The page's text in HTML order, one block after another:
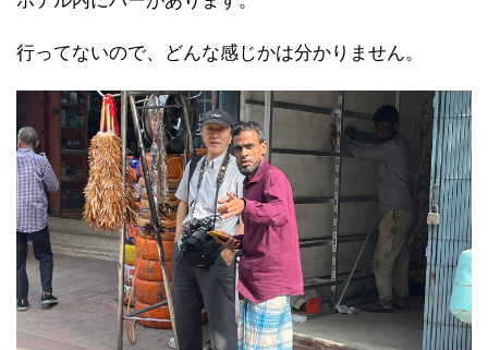
行ってないので、どんな感じかは分かりません。